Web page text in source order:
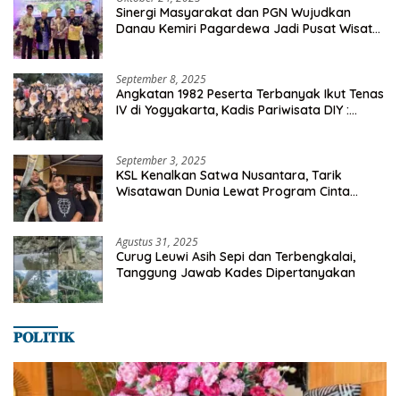
Sinergi Masyarakat dan PGN Wujudkan
Danau Kemiri Pagardewa Jadi Pusat Wisata
September 8, 2025
Angkatan 1982 Peserta Terbanyak Ikut Tenas
IV di Yogyakarta, Kadis Pariwisata DIY :
September 3, 2025
KSL Kenalkan Satwa Nusantara, Tarik
Wisatawan Dunia Lewat Program Cinta
Agustus 31, 2025
Curug Leuwi Asih Sepi dan Terbengkalai,
Tanggung Jawab Kades Dipertanyakan
𝐏𝐎𝐋𝐈𝐓𝐈𝐊